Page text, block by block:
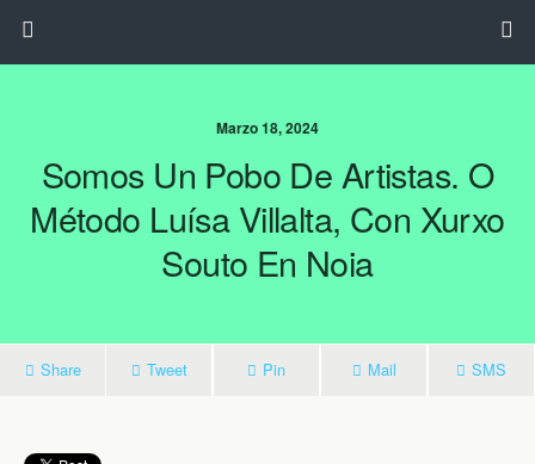
Marzo 18, 2024
Somos Un Pobo De Artistas. O
Método Luísa Villalta, Con Xurxo
Souto En Noia
Share Tweet Pin Mail SMS